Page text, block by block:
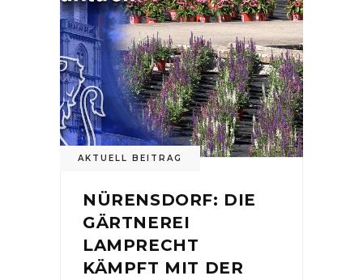
AKTUELL BEITRAG
NÜRENSDORF: DIE
GÄRTNEREI
LAMPRECHT
KÄMPFT MIT DER